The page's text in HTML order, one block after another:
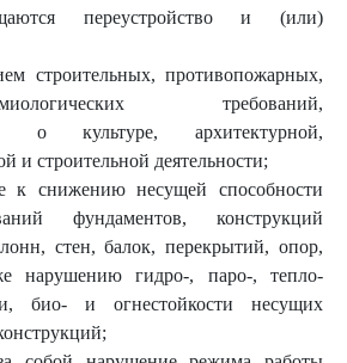
переустройство и (или)
строительных, противопожарных,
требований,
о культуре, архитектурной,
и строительной деятельности;
к снижению несущей способности
фундаментов, конструкций
стен, балок, перекрытий, опор,
нарушению гидро-, паро-, тепло-
био- и огнестойкости несущих